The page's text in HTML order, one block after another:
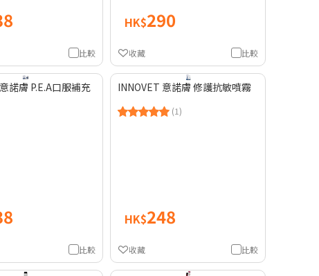
比較
HK$290
比較
收藏
諾膚 P.E.A口服補充
比較
INNOVET 意諾膚 修護抗敏噴霧
(1)
HK$248
比較
收藏